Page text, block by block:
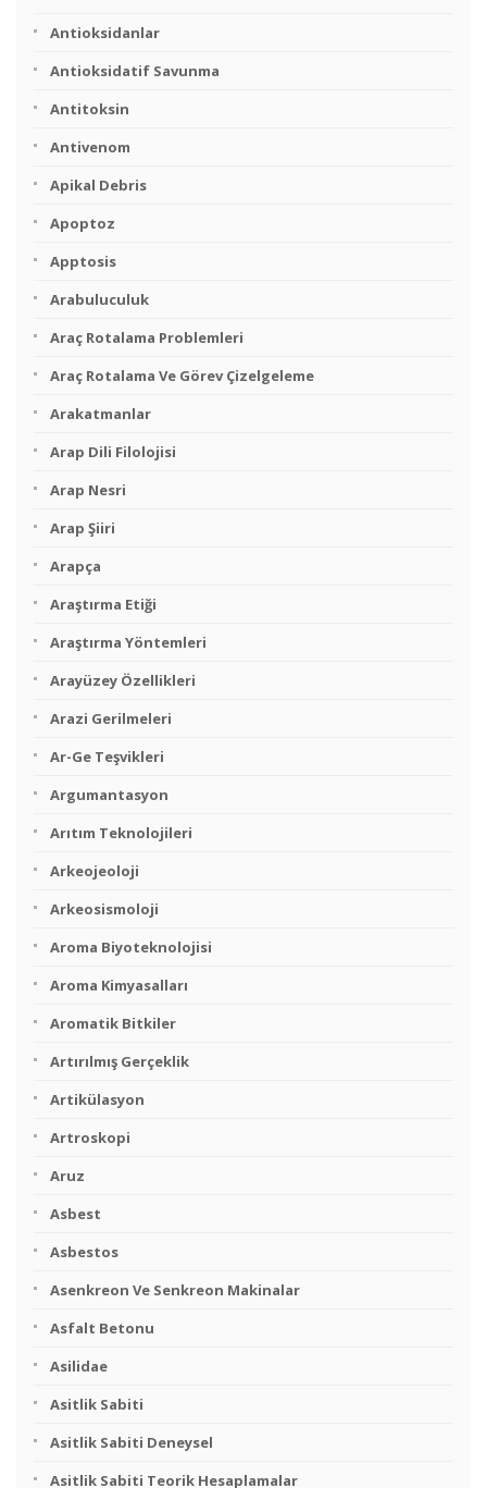
Antioksidanlar
Antioksidatif Savunma
Antitoksin
Antivenom
Apikal Debris
Apoptoz
Apptosis
Arabuluculuk
Araç Rotalama Problemleri
Araç Rotalama Ve Görev Çizelgeleme
Arakatmanlar
Arap Dili Filolojisi
Arap Nesri
Arap Şiiri
Arapça
Araştırma Etiği
Araştırma Yöntemleri
Arayüzey Özellikleri
Arazi Gerilmeleri
Ar-Ge Teşvikleri
Argumantasyon
Arıtım Teknolojileri
Arkeojeoloji
Arkeosismoloji
Aroma Biyoteknolojisi
Aroma Kimyasalları
Aromatik Bitkiler
Artırılmış Gerçeklik
Artikülasyon
Artroskopi
Aruz
Asbest
Asbestos
Asenkreon Ve Senkreon Makinalar
Asfalt Betonu
Asilidae
Asitlik Sabiti
Asitlik Sabiti Deneysel
Asitlik Sabiti Teorik Hesaplamalar